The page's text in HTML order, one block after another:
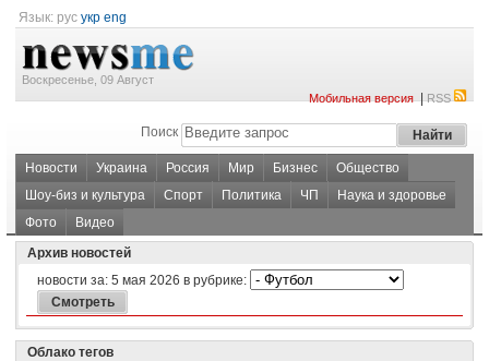
Язык: рус укр eng
Воскресенье, 09 Август
Мобильная версия|RSS
Поиск
Новости Украина Россия Мир Бизнес
Общество
Шоу-биз и культура
Спорт Политика ЧП
Наука и здоровье
Фото
Видео
Архив новостей
новости за: 5 мая 2026 в рубрике:
Облако тегов